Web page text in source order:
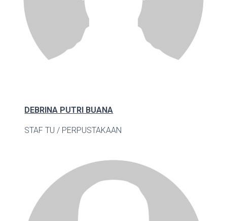
DEBRINA PUTRI BUANA
STAF TU / PERPUSTAKAAN